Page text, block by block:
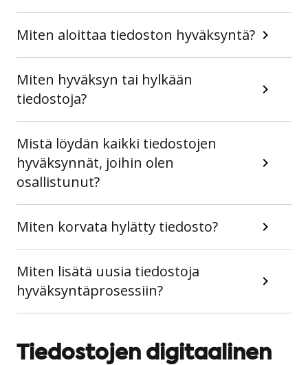
Miten aloittaa tiedoston hyväksyntä?
Miten hyväksyn tai hylkään
tiedostoja?
Mistä löydän kaikki tiedostojen
hyväksynnät, joihin olen
osallistunut?
Miten korvata hylätty tiedosto?
Miten lisätä uusia tiedostoja
hyväksyntäprosessiin?
Tiedostojen digitaalinen